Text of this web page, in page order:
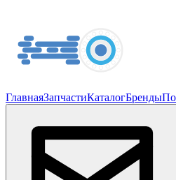
ГлавнаяЗапчастиКаталогБренды